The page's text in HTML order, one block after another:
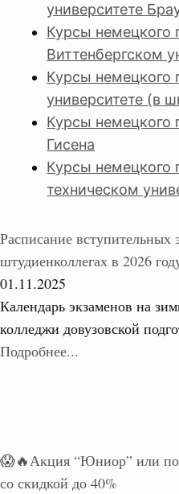
университете
Курсы немецкого
Виттенбергском
Курсы
университете (в
Курсы немецкого
Гисена
Курсы
техническом
Расписание вступительных
штудиенколлегах в 2026
01.11.2025
Календарь экзаменов на
колледжи довузовской
Подробнее...
😱🔥Акция “Юниор” или
со скидкой до 40%